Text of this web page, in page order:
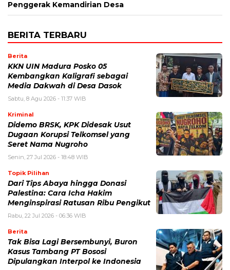
Penggerak Kemandirian Desa
BERITA TERBARU
Berita
KKN UIN Madura Posko 05
Kembangkan Kaligrafi sebagai
Media Dakwah di Desa Dasok
Sabtu, 8 Agu 2026 - 11:37 WIB
Kriminal
Didemo BRSK, KPK Didesak Usut
Dugaan Korupsi Telkomsel yang
Seret Nama Nugroho
Senin, 27 Jul 2026 - 18:48 WIB
Topik Pilihan
Dari Tips Abaya hingga Donasi
Palestina: Cara Icha Hakim
Menginspirasi Ratusan Ribu Pengikut
Rabu, 22 Jul 2026 - 06:36 WIB
Berita
Tak Bisa Lagi Bersembunyi, Buron
Kasus Tambang PT Bososi
Dipulangkan Interpol ke Indonesia